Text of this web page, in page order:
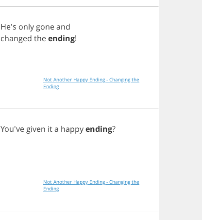
He's only goneand
changed theending!
Not Another Happy Ending - Changing the
Ending
You've given ita happyending?
Not Another Happy Ending - Changing the
Ending